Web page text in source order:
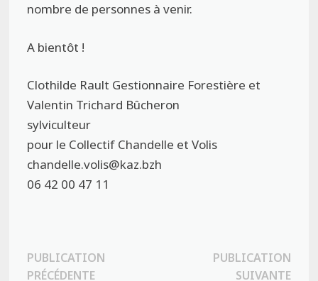
nombre de personnes à venir.
A bientôt !
Clothilde Rault Gestionnaire Forestière et
Valentin Trichard Bûcheron
sylviculteur
pour le Collectif Chandelle et Volis
chandelle.volis@kaz.bzh
06 42 00 47 11
Navigation
PUBLICATION
PRÉCÉDENTEPublication
PUBLICATION
SUIVANTE